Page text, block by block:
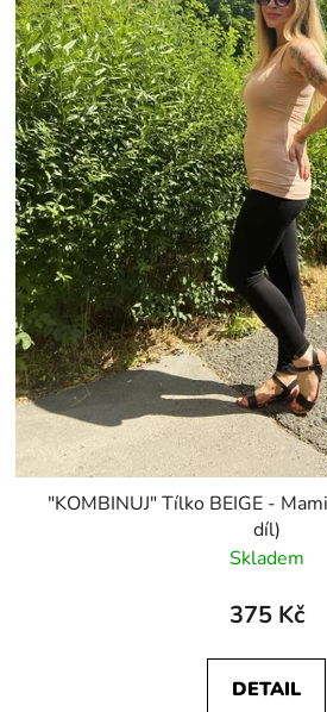
"KOMBINUJ" Tílko BEIGE -
díl)
Skladem
375 Kč
DETAIL